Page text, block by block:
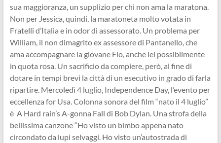
sua maggioranza, un supplizio per chi non ama la maratona.
Non per Jessica, quindi, la maratoneta molto votata in
Fratelli d’Italia e in odor di assessorato. Un problema per
William, il non dimagrito ex assessore di Pantanello, che
ama accompagnare la giovane Flo, anche lei possibilmente
in quota rosa. Un sacrificio da compiere, però, al fine di
dotare in tempi brevi la città di un esecutivo in grado di farla
ripartire. Mercoledì 4 luglio, Independence Day, l’evento per
eccellenza for Usa. Colonna sonora del film “nato il 4 luglio”
è A Hard rain’s A-gonna Fall di Bob Dylan. Una strofa della
bellissima canzone “Ho visto un bimbo appena nato
circondato da lupi selvaggi. Ho visto un’autostrada di